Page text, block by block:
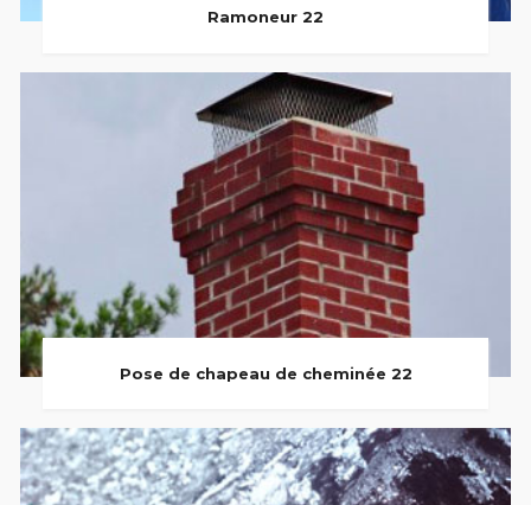
Ramoneur 22
Pose de chapeau de cheminée 22